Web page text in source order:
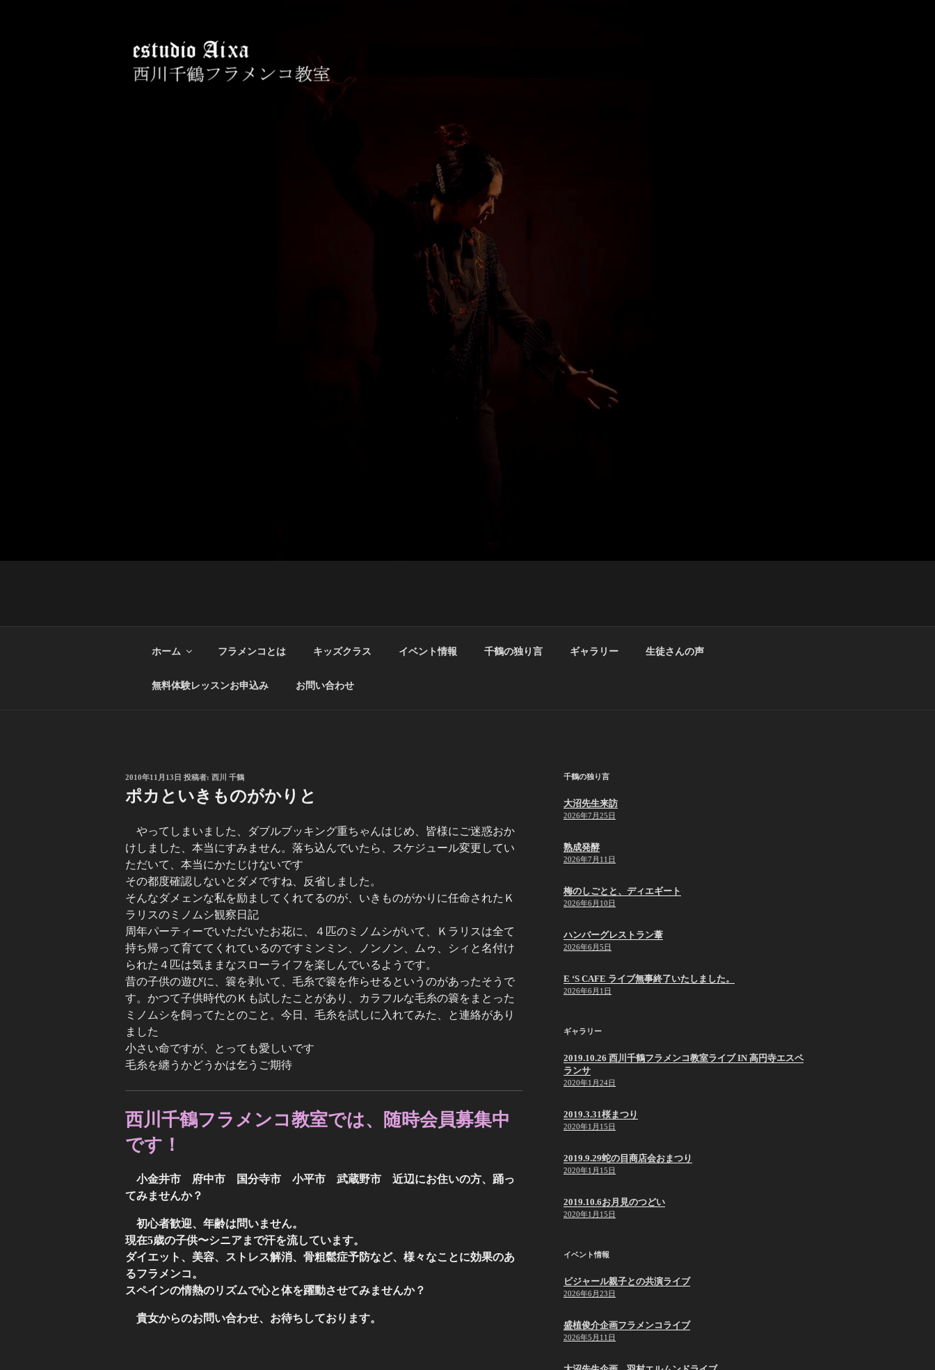
西川千鶴フラメンコ教室 ESTUDIO AIXA
初心者からプロを目指す貴女をお待ちしております。
ホーム フラメンコとは キッズクラス イベント情報 千鶴の独り言 ギャラリー 生徒さんの声
無料体験レッスンお申込み お問い合わせ
投
日:
2010年11月13日 投稿者: 西川 千鶴
ポカといきものがかりと
やってしまいました、ダブルブッキング重ちゃんはじめ、皆様にご迷惑おか
けしました、本当にすみません。落ち込んでいたら、スケジュール変更してい
ただいて、本当にかたじけないです
その都度確認しないとダメですね、反省しました。
そんなダメェンな私を励ましてくれてるのが、いきものがかりに任命されたＫ
ラリスのミノムシ観察日記
周年パーティーでいただいたお花に、４匹のミノムシがいて、Ｋラリスは全て
持ち帰って育ててくれているのです ミンミン、ノンノン、ムゥ、シィと名付け
られた４匹は気ままなスローライフを楽しんでいるようです。
昔の子供の遊びに、簑を剥いて、毛糸で簑を作らせるというのがあったそうで
す。かつて子供時代のＫも試したことがあり、カラフルな毛糸の簑をまとった
ミノムシを飼ってたとのこと。今日、毛糸を試しに入れてみた、と連絡があり
ました
小さい命ですが、とっても愛しいです
毛糸を纏うかどうかは乞うご期待
西川千鶴フラメンコ教室では、随時会員募集中
です！
小金井市 府中市 国分寺市 小平市 武蔵野市 近辺にお住いの方、踊っ
てみませんか？
初心者歓迎、年齢は問いません。
現在5歳の子供〜シニアまで汗を流しています。
ダイエット、美容、ストレス解消、骨粗鬆症予防など、様々なことに効果のあ
るフラメンコ。
スペインの情熱のリズムで心と体を躍動させてみませんか？
貴女からのお問い合わせ、お待ちしております。
千鶴の独り言
大沼先生来訪
2026年7月25日
熟成発酵
2026年7月11日
梅のしごとと、ディエギート
2026年6月10日
ハンバーグレストラン葦
2026年6月5日
E ‘S CAFE ライブ無事終了いたしました。
2026年6月1日
ギャラリー
2019.10.26 西川千鶴フラメンコ教室ライブ IN 高円寺エスペ
ランサ
2020年1月24日
2019.3.31桜まつり
2020年1月15日
2019.9.29蛇の目商店会おまつり
2020年1月15日
2019.10.6お月見のつどい
2020年1月15日
イベント情報
ビジャール親子との共演ライブ
2026年6月23日
盛植俊介企画フラメンコライブ
2026年5月11日